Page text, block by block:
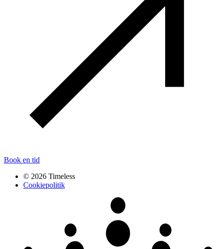
Book en tid
© 2026 Timeless
Cookiepolitik